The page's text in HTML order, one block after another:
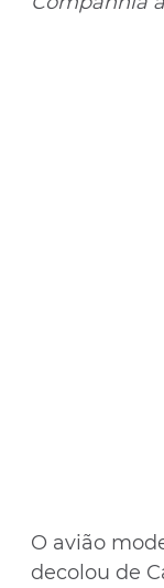
O avião
decolou de